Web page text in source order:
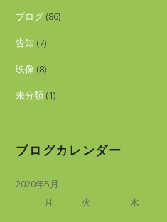
ブログ (86)
告知 (7)
映像 (8)
未分類 (1)
ブログカレンダー
2020年5月
月
火 水